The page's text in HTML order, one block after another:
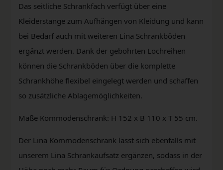
Das seitliche Schrankfach verfügt über eine
Kleiderstange zum Aufhängen von Kleidung und kann
bei Bedarf auch mit weiteren Lina Schrankböden
ergänzt werden. Dank der gebohrten Lochreihen
können die Schrankböden über die komplette
Schrankhöhe flexibel eingelegt werden und schaffen
so zusätzliche Ablagemöglichkeiten.
Maße Kommodenschrank: H 152 x B 110 x T 55 cm.
Der Lina Kommodenschrank lässt sich ebenfalls mit
unserem Lina Schrankaufsatz ergänzen, sodass in der